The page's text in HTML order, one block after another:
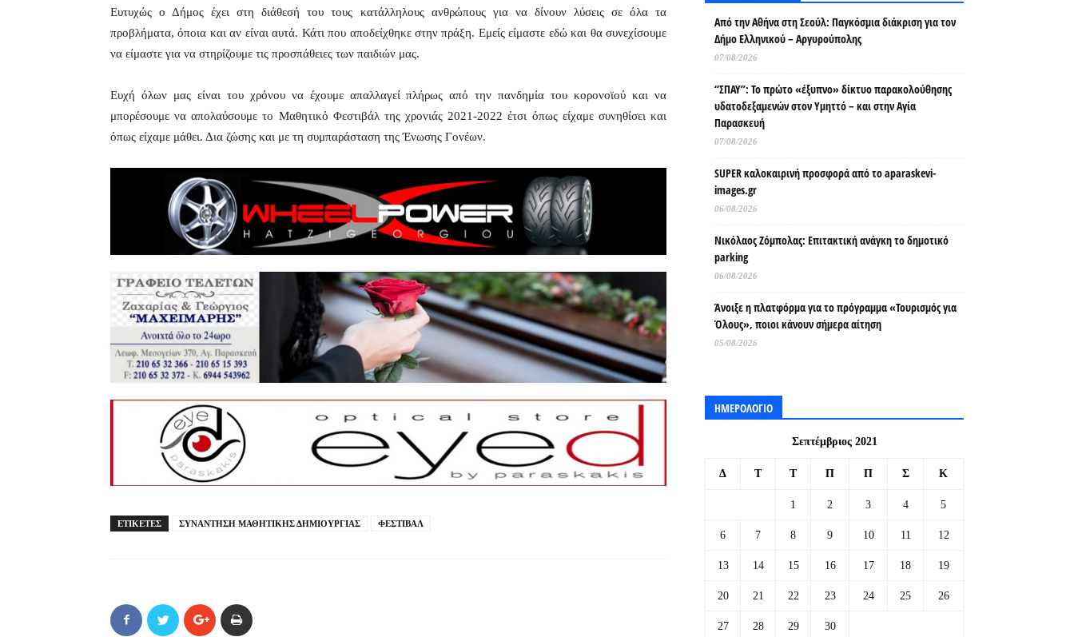
Ευτυχώς ο Δήμος έχει στη διάθεσή του τους κατάλληλους ανθρώπους για να δίνουν λύσεις σε όλα τα
προβλήματα, όποια και αν είναι αυτά. Κάτι που αποδείχθηκε στην πράξη. Εμείς είμαστε εδώ και θα συνεχίσουμε
να είμαστε για να στηρίζουμε τις προσπάθειες των παιδιών μας.
Ευχή όλων μας είναι του χρόνου να έχουμε απαλλαγεί πλήρως από την πανδημία του κορονοϊού και να
μπορέσουμε να απολαύσουμε το Μαθητικό Φεστιβάλ της χρονιάς 2021-2022 έτσι όπως είχαμε συνηθίσει και
όπως είχαμε μάθει. Δια ζώσης και με τη συμπαράσταση της Ένωσης Γονέων.
ΕΤΙΚΕΤΕΣ ΣΥΝΑΝΤΗΣΗ ΜΑΘΗΤΙΚΗΣ ΔΗΜΙΟΥΡΓΙΑΣ ΦΕΣΤΙΒΑΛ
Από την Αθήνα στη Σεούλ: Παγκόσμια διάκριση για τον
Δήμο Ελληνικού – Αργυρούπολης
07/08/2026
“ΣΠΑΥ”: Το πρώτο «έξυπνο» δίκτυο παρακολούθησης
υδατοδεξαμενών στον Υμηττό – και στην Αγία
Παρασκευή
07/08/2026
SUPER καλοκαιρινή προσφορά από το aparaskevi-
images.gr
06/08/2026
Νικόλαος Ζόμπολας: Επιτακτική ανάγκη το δημοτικό
parking
06/08/2026
Άνοιξε η πλατφόρμα για το πρόγραμμα «Τουρισμός για
Όλους», ποιοι κάνουν σήμερα αίτηση
05/08/2026
ΗΜΕΡΟΛΟΓΙΟ
Σεπτέμβριος 2021
Δ Τ Τ Π Π Σ Κ
1 2 3 4 5
6 7 8 9 10 11 12
13 14 15 16 17 18 19
20 21 22 23 24 25 26
27 28 29 30